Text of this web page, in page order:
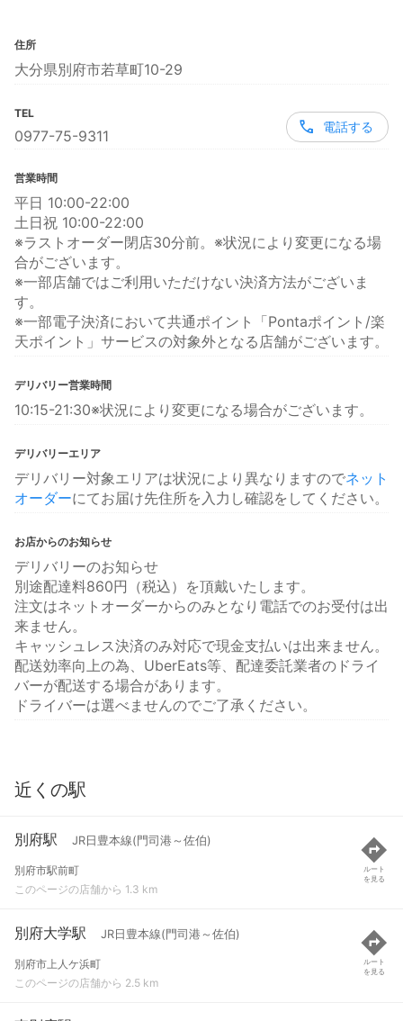
住所
大分県別府市若草町10-29
TEL
0977-75-9311
電話する
営業時間
平日 10:00-22:00
土日祝 10:00-22:00
※ラストオーダー閉店30分前。※状況により変更になる場
合がございます。
※一部店舗ではご利用いただけない決済方法がございま
す。
※一部電子決済において共通ポイント「Pontaポイント/楽
天ポイント」サービスの対象外となる店舗がございます。
デリバリー営業時間
10:15-21:30※状況により変更になる場合がございます。
デリバリーエリア
デリバリー対象エリアは状況により異なりますのでネット
オーダーにてお届け先住所を入力し確認をしてください。
お店からのお知らせ
デリバリーのお知らせ
別途配達料860円（税込）を頂戴いたします。
注文はネットオーダーからのみとなり電話でのお受付は出
来ません。
キャッシュレス決済のみ対応で現金支払いは出来ません。
配送効率向上の為、UberEats等、配達委託業者のドライ
バーが配送する場合があります。
ドライバーは選べませんのでご了承ください。
近くの駅
別府駅 JR日豊本線(門司港～佐伯)
別府市駅前町
このページの店舗から 1.3 km
ルート
を見る
別府大学駅 JR日豊本線(門司港～佐伯)
別府市上人ケ浜町
このページの店舗から 2.5 km
ルート
を見る